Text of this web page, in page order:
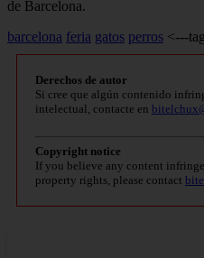
de Barcelona.
barcelona feria gatos perros <---
Derechos de autor
Si cree que algún contenido
intelectual, contacte en
Copyright notice
If you believe any content
property rights, please contact